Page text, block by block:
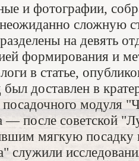
и фотографии,
сложную
на девять
формирования и
в статье,
доставлен в
модуля
— после советской
мягкую посадку
служили